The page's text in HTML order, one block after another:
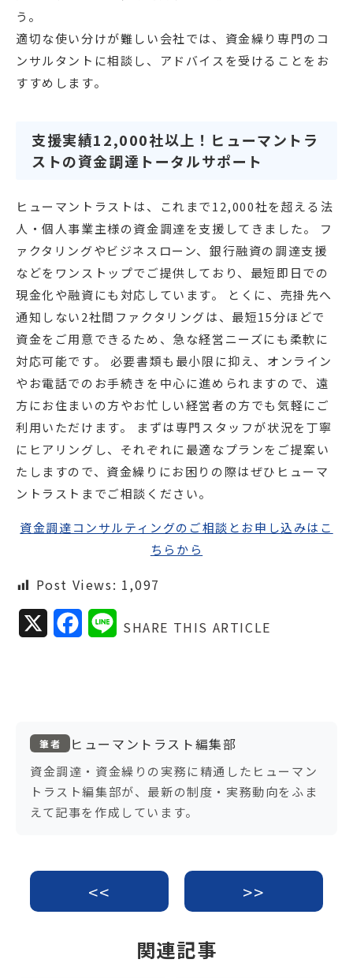
う。
適切な使い分けが難しい会社では、資金繰り専門のコ
ンサルタントに相談し、アドバイスを受けることをお
すすめします。
支援実績12,000社以上！ヒューマントラ
ストの資金調達トータルサポート
ヒューマントラストは、これまで12,000社を超える法
人・個人事業主様の資金調達を支援してきました。 フ
ァクタリングやビジネスローン、銀行融資の調達支援
などをワンストップでご提供しており、最短即日での
現金化や融資にも対応しています。 とくに、売掛先へ
通知しない2社間ファクタリングは、最短15分ほどで
資金をご用意できるため、急な経営ニーズにも柔軟に
対応可能です。 必要書類も最小限に抑え、オンライン
やお電話でのお手続きを中心に進められますので、遠
方にお住まいの方やお忙しい経営者の方でも気軽にご
利用いただけます。 まずは専門スタッフが状況を丁寧
にヒアリングし、それぞれに最適なプランをご提案い
たしますので、資金繰りにお困りの際はぜひヒューマ
ントラストまでご相談ください。
資金調達コンサルティングのご相談とお申し込みはこ
ちらから
Post Views: 1,097
o
o
k
LSHARE THIS ARTICLE
筆者 ヒューマントラスト編集部
資金調達・資金繰りの実務に精通したヒューマン
トラスト編集部が、最新の制度・実務動向をふま
えて記事を作成しています。
<< >>
関連記事